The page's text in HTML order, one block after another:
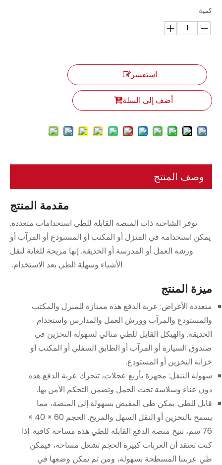
كمية:
استفسر
أضف إلى السلة
وصف المنتج
مقدمة المنتج
توفر الشاحنة ذات المنصة القابلة للطي استخدامات متعددة.
يمكن استخدامه في المنزل أو المكتب أو المستودع أو المرآب أو
ورشة العمل أو المدرسة أو الحديقة. إنها مريحة للغاية لنقل
الأشياء وسهلة الطي بعد الاستخدام.
ميزة المنتج
متعددة الأغراض: عربة الدفع هذه ممتازة للمنزل والمكتب
والمستودع والمرآب وورش العمل والمدارس واستخدام
الحديقة. والهيكل القابل للطي مثالي لسهولة التخزين في
صندوق السيارة أو المرآب أو الطابق السفلي أو المكتب أو
خزانة التخزين أو المستودع.
سهولة التنقل: مجهزة بأربع عجلات، تتحرك عربة الدفع هذه
دون عناء وسلاسة تحت الحمل وتضمن التحكم الآمن بها.
قابل للطي: يمكن طي المقبض بسهولة إلى المنصة، مما
يسمح بالتخزين أو النقل السهل والمريح. الحجم 60 × 40 ×
76 سم، تتيح منصة الدفع القابلة للطي هذه مساحة كافية. إذا
كنت تعتقد أن العربات كبيرة الحجم تشغل مساحة، فيمكن
طي عربتنا المسطحة بسهولة، ومن ثم يمكن وضعها في